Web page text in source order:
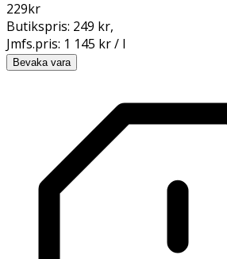
229kr
Butikspris: 249 kr,
Jmfs.pris: 1 145 kr / l
Bevaka vara